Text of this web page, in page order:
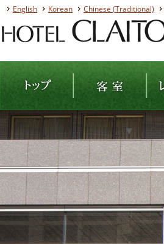
ホテルクライトン江坂
English Korean Chinese (Traditional)
トップ 客室